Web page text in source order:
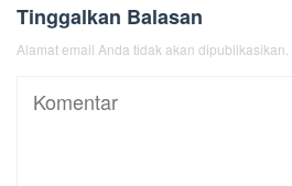
Tinggalkan Balasan
Alamat email Anda tidak akan dipublikasikan.